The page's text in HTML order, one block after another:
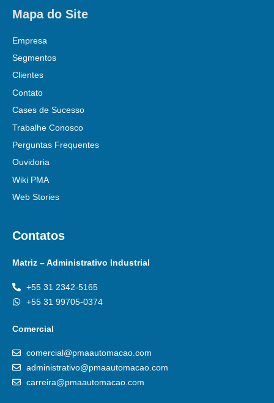
Mapa do Site
Empresa
Segmentos
Clientes
Contato
Cases de Sucesso
Trabalhe Conosco
Perguntas Frequentes
Ouvidoria
Wiki PMA
Web Stories
Contatos
Matriz – Administrativo Industrial
+55 31 2342-5165
+55 31 99705-0374
Comercial
comercial@pmaautomacao.com
administrativo@pmaautomacao.com
carreira@pmaautomacao.com